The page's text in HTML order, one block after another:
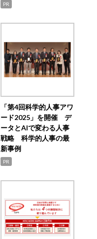
PR
「第4回科学的人事アワ
ード2025」を開催 デ
ータとAIで変わる人事
戦略 科学的人事の最
新事例
PR